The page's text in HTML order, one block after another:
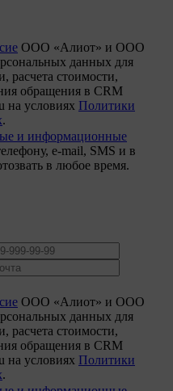
ООО «Алиот» и ООО
данных для
расчета стоимости,
обращения в CRM
на условиях Политики
.
и информационные
e-mail, SMS и в
в любое время.
ООО «Алиот» и ООО
данных для
расчета стоимости,
обращения в CRM
на условиях Политики
.